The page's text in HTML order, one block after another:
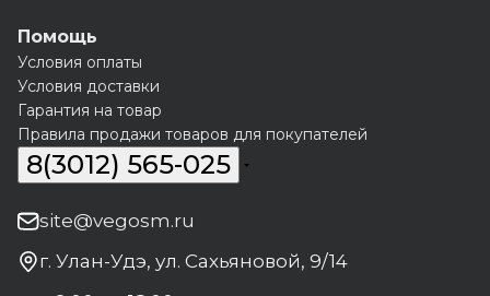
Помощь
Условия оплаты
Условия доставки
Гарантия на товар
Правила продажи товаров для покупателей
8(3012) 565-025
site@vegosm.ru
г. Улан-Удэ, ул. Сахьяновой, 9/14